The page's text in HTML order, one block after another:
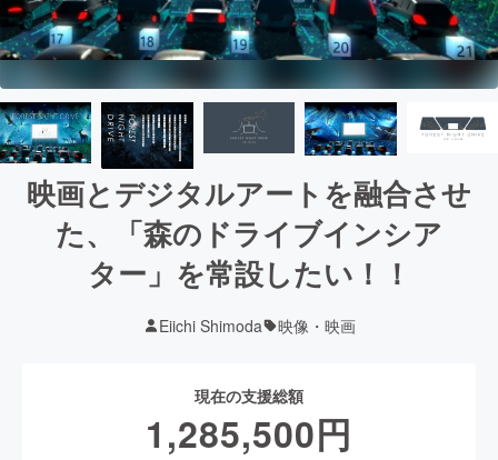
映画とデジタルアートを融合させ
た、「森のドライブインシア
ター」を常設したい！！
Eiichi Shimoda 映像・映画
現在の支援総額
1,285,500円